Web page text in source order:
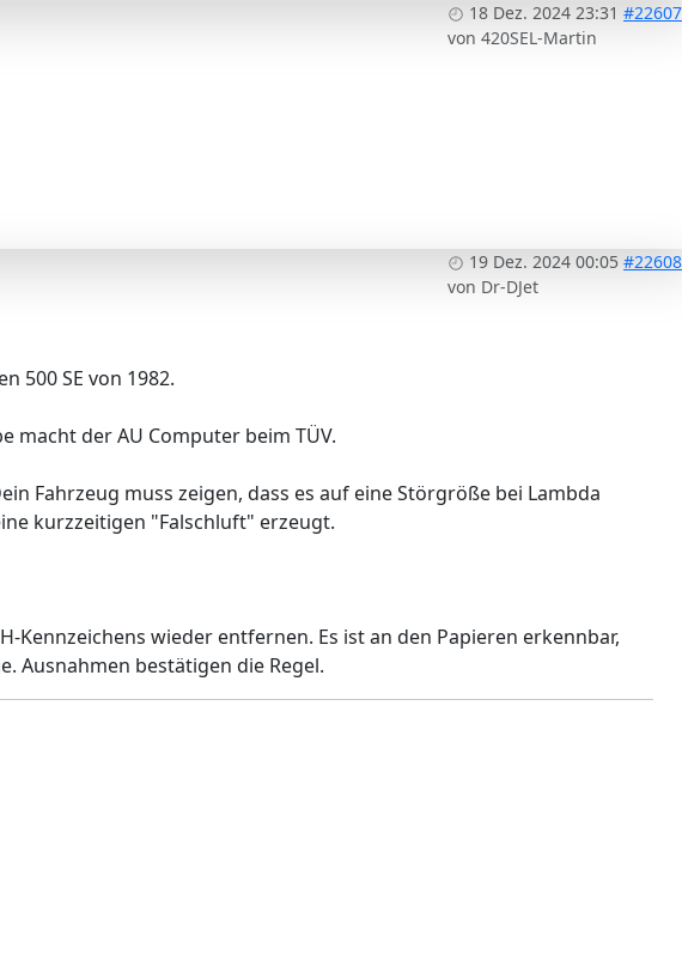
18 Dez. 2024 23:31 #22607
von 420SEL-Martin
19 Dez. 2024 00:05 #22608
von Dr-DJet
500 SE von 1982.
macht der AU Computer beim TÜV.
Fahrzeug muss zeigen, dass es auf eine Störgröße bei Lambda
kurzzeitigen "Falschluft" erzeugt.
wieder entfernen. Es ist an den Papieren erkennbar,
Ausnahmen bestätigen die Regel.